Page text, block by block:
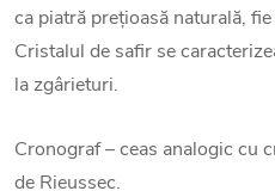
ca piatră prețioasă naturală,
Cristalul de safir se
la zgârieturi.
Cronograf – ceas analogic cu
de Rieussec.